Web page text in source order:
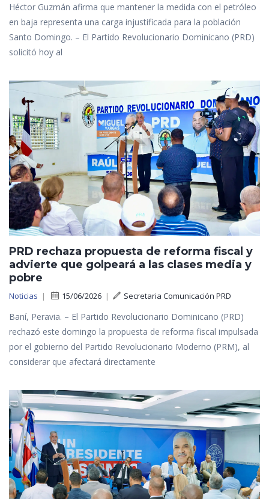
Héctor Guzmán afirma que mantener la medida con el petróleo
en baja representa una carga injustificada para la población
Santo Domingo. – El Partido Revolucionario Dominicano (PRD)
solicitó hoy al
PRD rechaza propuesta de reforma fiscal y
advierte que golpeará a las clases media y
pobre
Noticias | 15/06/2026 | Secretaria Comunicación PRD
Baní, Peravia. – El Partido Revolucionario Dominicano (PRD)
rechazó este domingo la propuesta de reforma fiscal impulsada
por el gobierno del Partido Revolucionario Moderno (PRM), al
considerar que afectará directamente